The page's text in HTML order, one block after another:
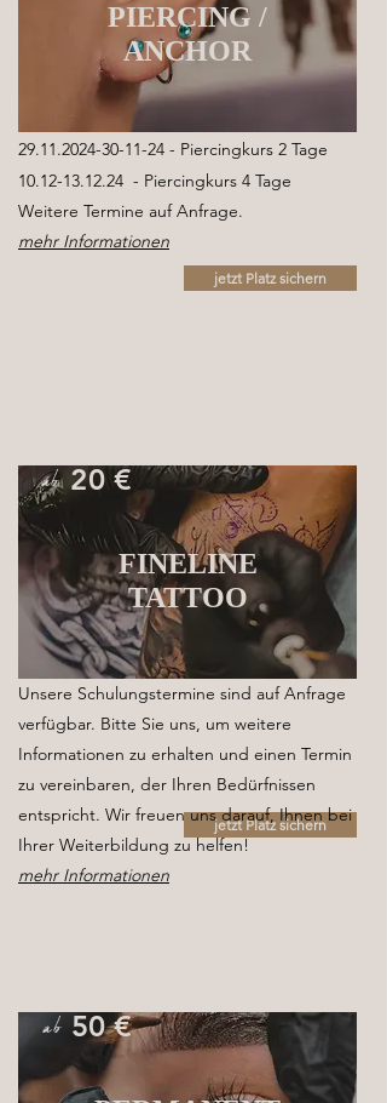
PIERCING /
ANCHOR
jetzt Platz sichern
29.11.2024-30-11-24 - Piercingkurs 2 Tage
10.12-13.12.24 - Piercingkurs 4 Tage
​Weitere Termine auf Anfrage.
mehr Informationen
FINELINE
TATTOO
ab20 €
jetzt Platz sichern
Unsere Schulungstermine sind auf Anfrage
verfügbar. Bitte Sie uns, um weitere
Informationen zu erhalten und einen Termin
zu vereinbaren, der Ihren Bedürfnissen
entspricht. Wir freuen uns darauf, Ihnen bei
Ihrer Weiterbildung zu helfen!​
mehr Informationen
ab 50 €